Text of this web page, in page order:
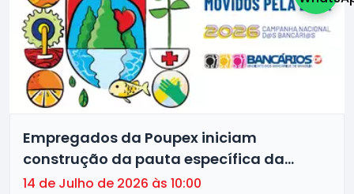
Empregados da Poupex iniciam
construção da pauta específica da
Campanha Nacional 2026
14 de Julho de 2026 às 10:00